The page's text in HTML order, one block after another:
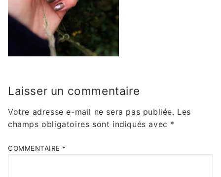
Laisser un commentaire
Votre adresse e-mail ne sera pas publiée. Les
champs obligatoires sont indiqués avec *
COMMENTAIRE *